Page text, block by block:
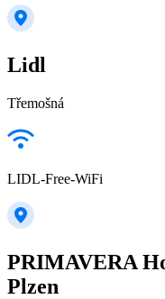
Lidl
Třemošná
LIDL-Free-WiFi
PRIMAVERA
Plzen